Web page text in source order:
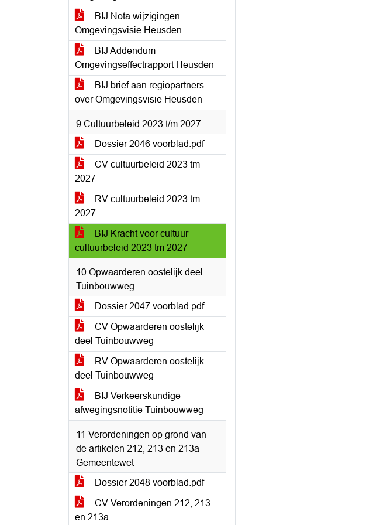
BIJ Nota wijzigingen
Omgevingsvisie Heusden
BIJ Addendum
Omgevingseffectrapport Heusden
BIJ brief aan regiopartners
over Omgevingsvisie Heusden
9 Cultuurbeleid 2023 t/m 2027
Dossier 2046 voorblad.pdf
CV cultuurbeleid 2023 tm
2027
RV cultuurbeleid 2023 tm
2027
BIJ Kracht voor cultuur
cultuurbeleid 2023 tm 2027
10 Opwaarderen oostelijk deel
Tuinbouwweg
Dossier 2047 voorblad.pdf
CV Opwaarderen oostelijk
deel Tuinbouwweg
RV Opwaarderen oostelijk
deel Tuinbouwweg
BIJ Verkeerskundige
afwegingsnotitie Tuinbouwweg
11 Verordeningen op grond van
de artikelen 212, 213 en 213a
Gemeentewet
Dossier 2048 voorblad.pdf
CV Verordeningen 212, 213
en 213a